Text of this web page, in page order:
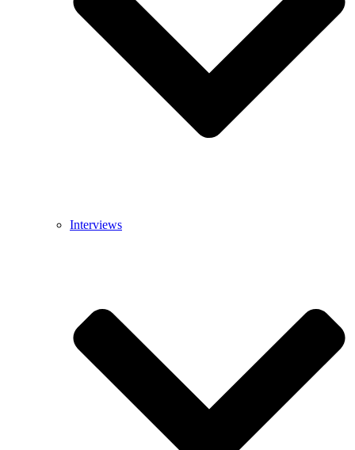
Interviews